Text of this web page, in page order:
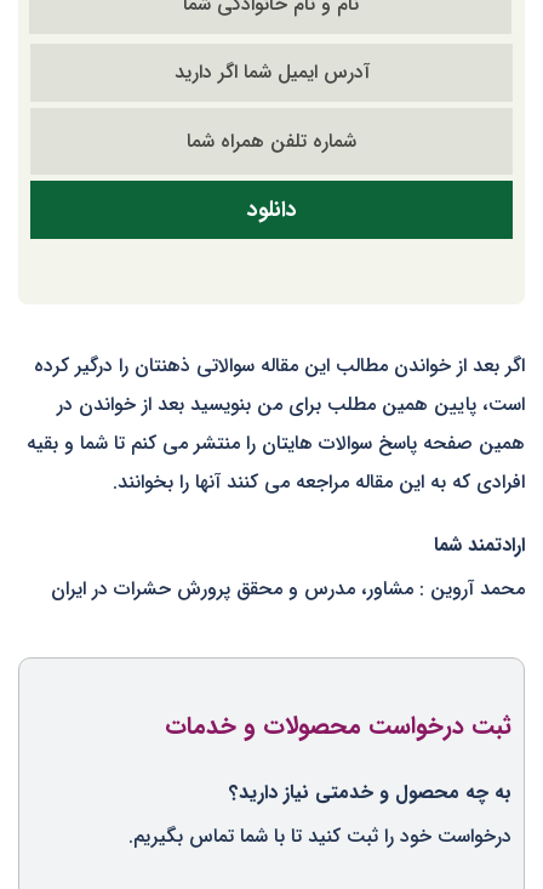
اگر بعد از خواندن مطالب این مقاله سوالاتی ذهنتان را درگیر کرده
است، پایین همین مطلب برای من بنویسید بعد از خواندن در
همین صفحه پاسخ سوالات هایتان را منتشر می کنم تا شما و بقیه
افرادی که به این مقاله مراجعه می کنند آنها را بخوانند.
ارادتمند شما
محمد آروین : مشاور، مدرس و محقق پرورش حشرات در ایران
ثبت درخواست محصولات و خدمات
به چه محصول و خدمتی نیاز دارید؟
درخواست خود را ثبت کنید تا با شما تماس بگیریم.